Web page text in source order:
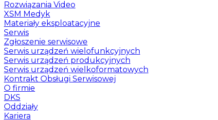
Rozwiązania Video
XSM Medyk
Materiały eksploatacyjne
Serwis
Zgłoszenie serwisowe
Serwis urządzeń wielofunkcyjnych
Serwis urządzeń produkcyjnych
Serwis urządzeń wielkoformatowych
Kontrakt Obsługi Serwisowej
O firmie
DKS
Oddziały
Kariera